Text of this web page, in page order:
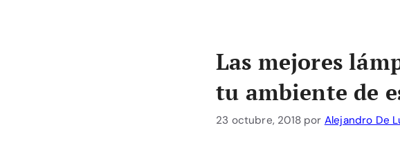
Las mejores
tu ambiente de
23 octubre, 2018 por Alejandro De